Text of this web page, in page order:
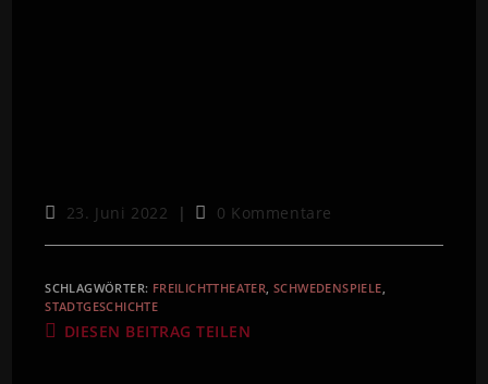
23. Juni 2022 0 Kommentare
SCHLAGWÖRTER: FREILICHTTHEATER, SCHWEDENSPIELE,
STADTGESCHICHTE
DIESEN BEITRAG TEILEN